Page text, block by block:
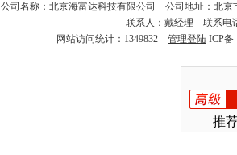
公司名称：北京海富达科技有限公司 公司地址：北
联系人：戴经理 联系电
网站访问统计：1349832 管理登陆 ICP备
推